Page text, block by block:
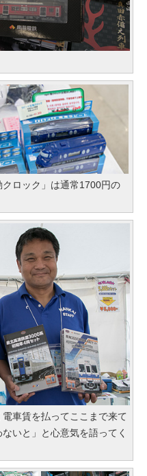
ロック」は通常1700円の
車賃を払ってここまで来て
いと」と心意気を語ってく